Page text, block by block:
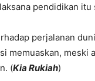
pendidikan itu
perjalanan
memuaskan,
(Kia Rukiah)